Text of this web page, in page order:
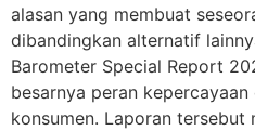
alasan yang membuat
dibandingkan alternatif
Barometer Special Report
besarnya peran
konsumen. Laporan tersebut